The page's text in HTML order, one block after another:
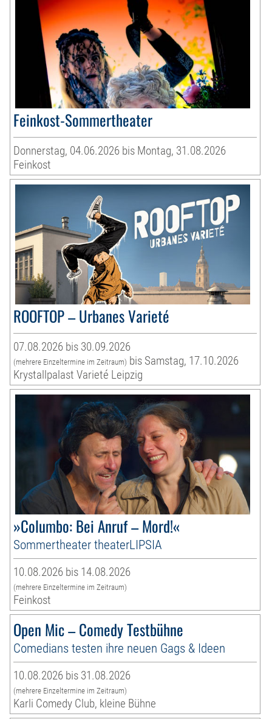
Feinkost-Sommertheater
Donnerstag, 04.06.2026 bis Montag, 31.08.2026
Feinkost
ROOFTOP – Urbanes Varieté
07.08.2026 bis 30.09.2026
(mehrere Einzeltermine im Zeitraum) bis Samstag, 17.10.2026
Krystallpalast Varieté Leipzig
»Columbo: Bei Anruf – Mord!«
Sommertheater theaterLIPSIA
10.08.2026 bis 14.08.2026
(mehrere Einzeltermine im Zeitraum)
Feinkost
Open Mic – Comedy Testbühne
Comedians testen ihre neuen Gags & Ideen
10.08.2026 bis 31.08.2026
(mehrere Einzeltermine im Zeitraum)
Karli Comedy Club, kleine Bühne